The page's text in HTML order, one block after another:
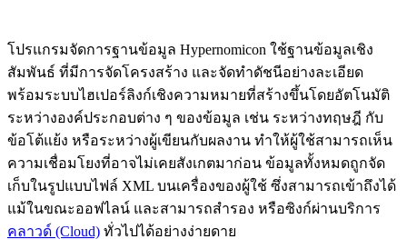
โปรแกรมจัดการฐานข้อมูล Hypernomicon ใช้ฐานข้อมูลเชิง
สัมพันธ์ ที่มีการจัดโครงสร้าง และจัดทำดัชนีอย่างละเอียด
พร้อมระบบไฮเปอร์ลิงก์เชิงความหมายที่สร้างขึ้นโดยอัตโนมัติ
ระหว่างองค์ประกอบต่าง ๆ ของข้อมูล เช่น ระหว่างทฤษฎี กับ
ข้อโต้แย้ง หรือระหว่างผู้เขียนกับผลงาน ทำให้ผู้ใช้สามารถเห็น
ความเชื่อมโยงที่อาจไม่เคยสังเกตมาก่อน ข้อมูลทั้งหมดถูกจัด
เก็บในรูปแบบไฟล์ XML บนเครื่องของผู้ใช้ ซึ่งสามารถเข้าถึงได้
แม้ในขณะออฟไลน์ และสามารถสำรอง หรือซิงก์ผ่านบริการ
คลาวด์ (Cloud) ทั่วไปได้อย่างง่ายดาย